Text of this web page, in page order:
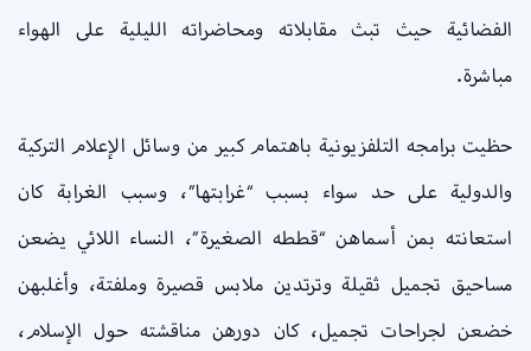
الفضائية حيث تبث مقابلاته ومحاضراته الليلية على الهواء
مباشرة.
حظيت برامجه التلفزيونية باهتمام كبير من وسائل الإعلام التركية
والدولية على حد سواء بسبب “غرابتها”، وسبب الغرابة كان
استعانته بمن أسماهن “قططه الصغيرة”، النساء اللائي يضعن
مساحيق تجميل ثقيلة وترتدين ملابس قصيرة وملفتة، وأغلبهن
خضعن لجراحات تجميل، كان دورهن مناقشته حول الإسلام،